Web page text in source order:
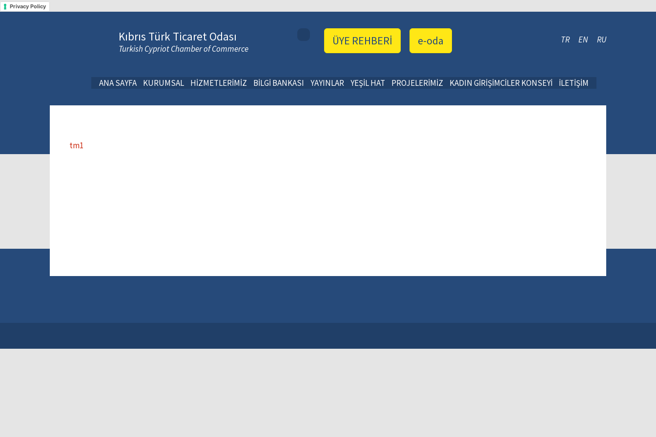
Privacy Policy
Kıbrıs Türk Ticaret Odası
Turkish Cypriot Chamber of Commerce
TR EN RU
e-oda
ÜYE REHBERİ
ANA SAYFA KURUMSAL HİZMETLERİMİZ BİLGİ BANKASI YAYINLAR YEŞİL HAT PROJELERİMİZ KADIN GİRİŞİMCİLER KONSEYİ İLETİŞİM
tm1